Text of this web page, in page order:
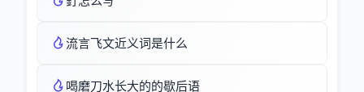
流言飞文近义词是什么
喝磨刀水长大的的歇后语